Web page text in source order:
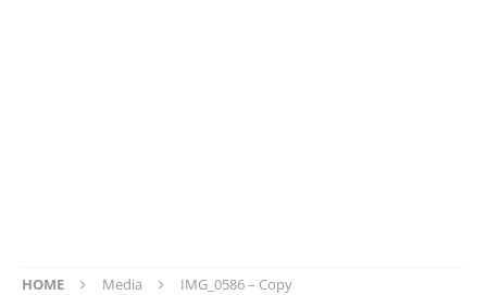
HOME Media IMG_0586 – Copy